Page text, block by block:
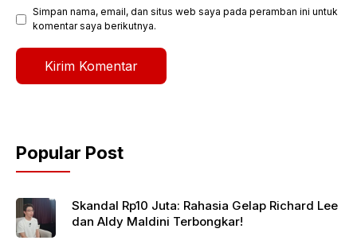
Simpan nama, email, dan situs web saya pada peramban ini untuk
komentar saya berikutnya.
Popular Post
Skandal Rp10 Juta: Rahasia Gelap Richard Lee
dan Aldy Maldini Terbongkar!